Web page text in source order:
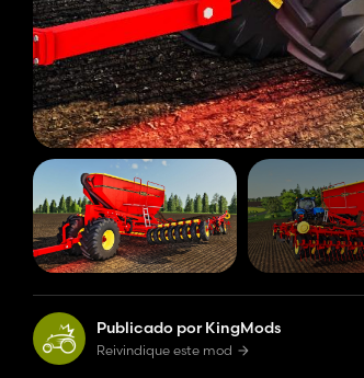
Publicado por KingMods
Reivindique este mod